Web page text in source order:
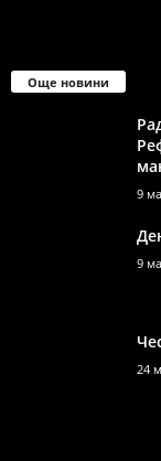
Още новини
9
9
24